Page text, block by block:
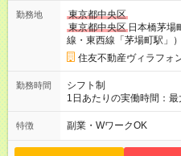
勤務地
東京都中央区
東京都中央区 日本橋茅場
線・東西線「茅場町駅」）
住友不動産ヴィラフォ
勤務時間
シフト制
1日あたりの実働時間：
時間～勤務可 ■シフト例 9：00～12：00 10：00～14：30 9：
00～16：00 など ※勤務
■休憩 労働時間6時間～
特徴 副業・WワークOK